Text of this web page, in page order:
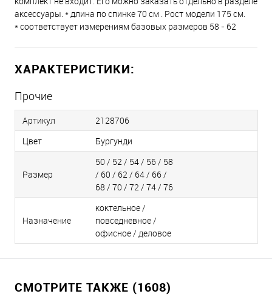
аксессуары. * длина по спинке 70 см . Рост модели 175 см.
* соответствует измерениям базовых размеров 58 - 62
ХАРАКТЕРИСТИКИ:
Прочие
Артикул
2128706
Цвет
Бургунди
Размер
50 / 52 / 54 / 56 / 58
/ 60 / 62 / 64 / 66 /
68 / 70 / 72 / 74 / 76
Назначение
коктельное /
повседневное /
офисное / деловое
СМОТРИТЕ ТАКЖЕ (1608)